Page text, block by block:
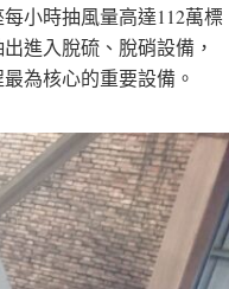
小時抽風量高達112萬標
進入脫硫、脫硝設備，
為核心的重要設備。